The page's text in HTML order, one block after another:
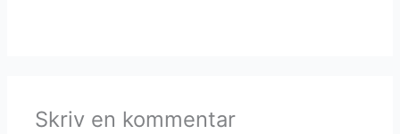
Skriv en kommentar